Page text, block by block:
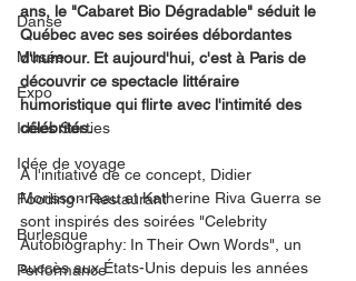
Danse
Musée
Expo
Idées Sorties
Idée de voyage
Fooding - Restaurant
Burlesque
Performance
ans, le "Cabaret Bio Dégradable" séduit le
Québec avec ses soirées débordantes
d'humour. Et aujourd'hui, c'est à Paris de
découvrir ce spectacle littéraire
humoristique qui flirte avec l'intimité des
célébrités.
À l'initiative de ce concept, Didier
Morissonneau et Katherine Riva Guerra se
sont inspirés des soirées "Celebrity
Autobiography: In Their Own Words", un
succès aux États-Unis depuis les années